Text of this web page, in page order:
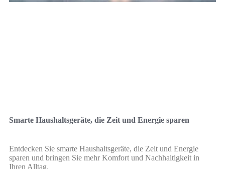
Smarte Haushaltsgeräte, die Zeit und Energie sparen
Entdecken Sie smarte Haushaltsgeräte, die Zeit und Energie
sparen und bringen Sie mehr Komfort und Nachhaltigkeit in
Ihren Alltag.